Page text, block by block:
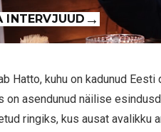
INTERVJUUD
Hatto, kuhu on kadunud
on asendunud näilise
ringiks, kus ausat avalikku